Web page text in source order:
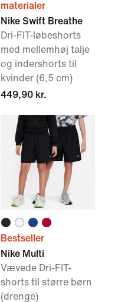
materialer
Nike Swift Breathe
Dri-FIT-løbeshorts
med mellemhøj talje
og indershorts til
kvinder (6,5 cm)
449,90 kr.
Bestseller
Nike Multi
Vævede Dri-FIT-
shorts til større børn
(drenge)